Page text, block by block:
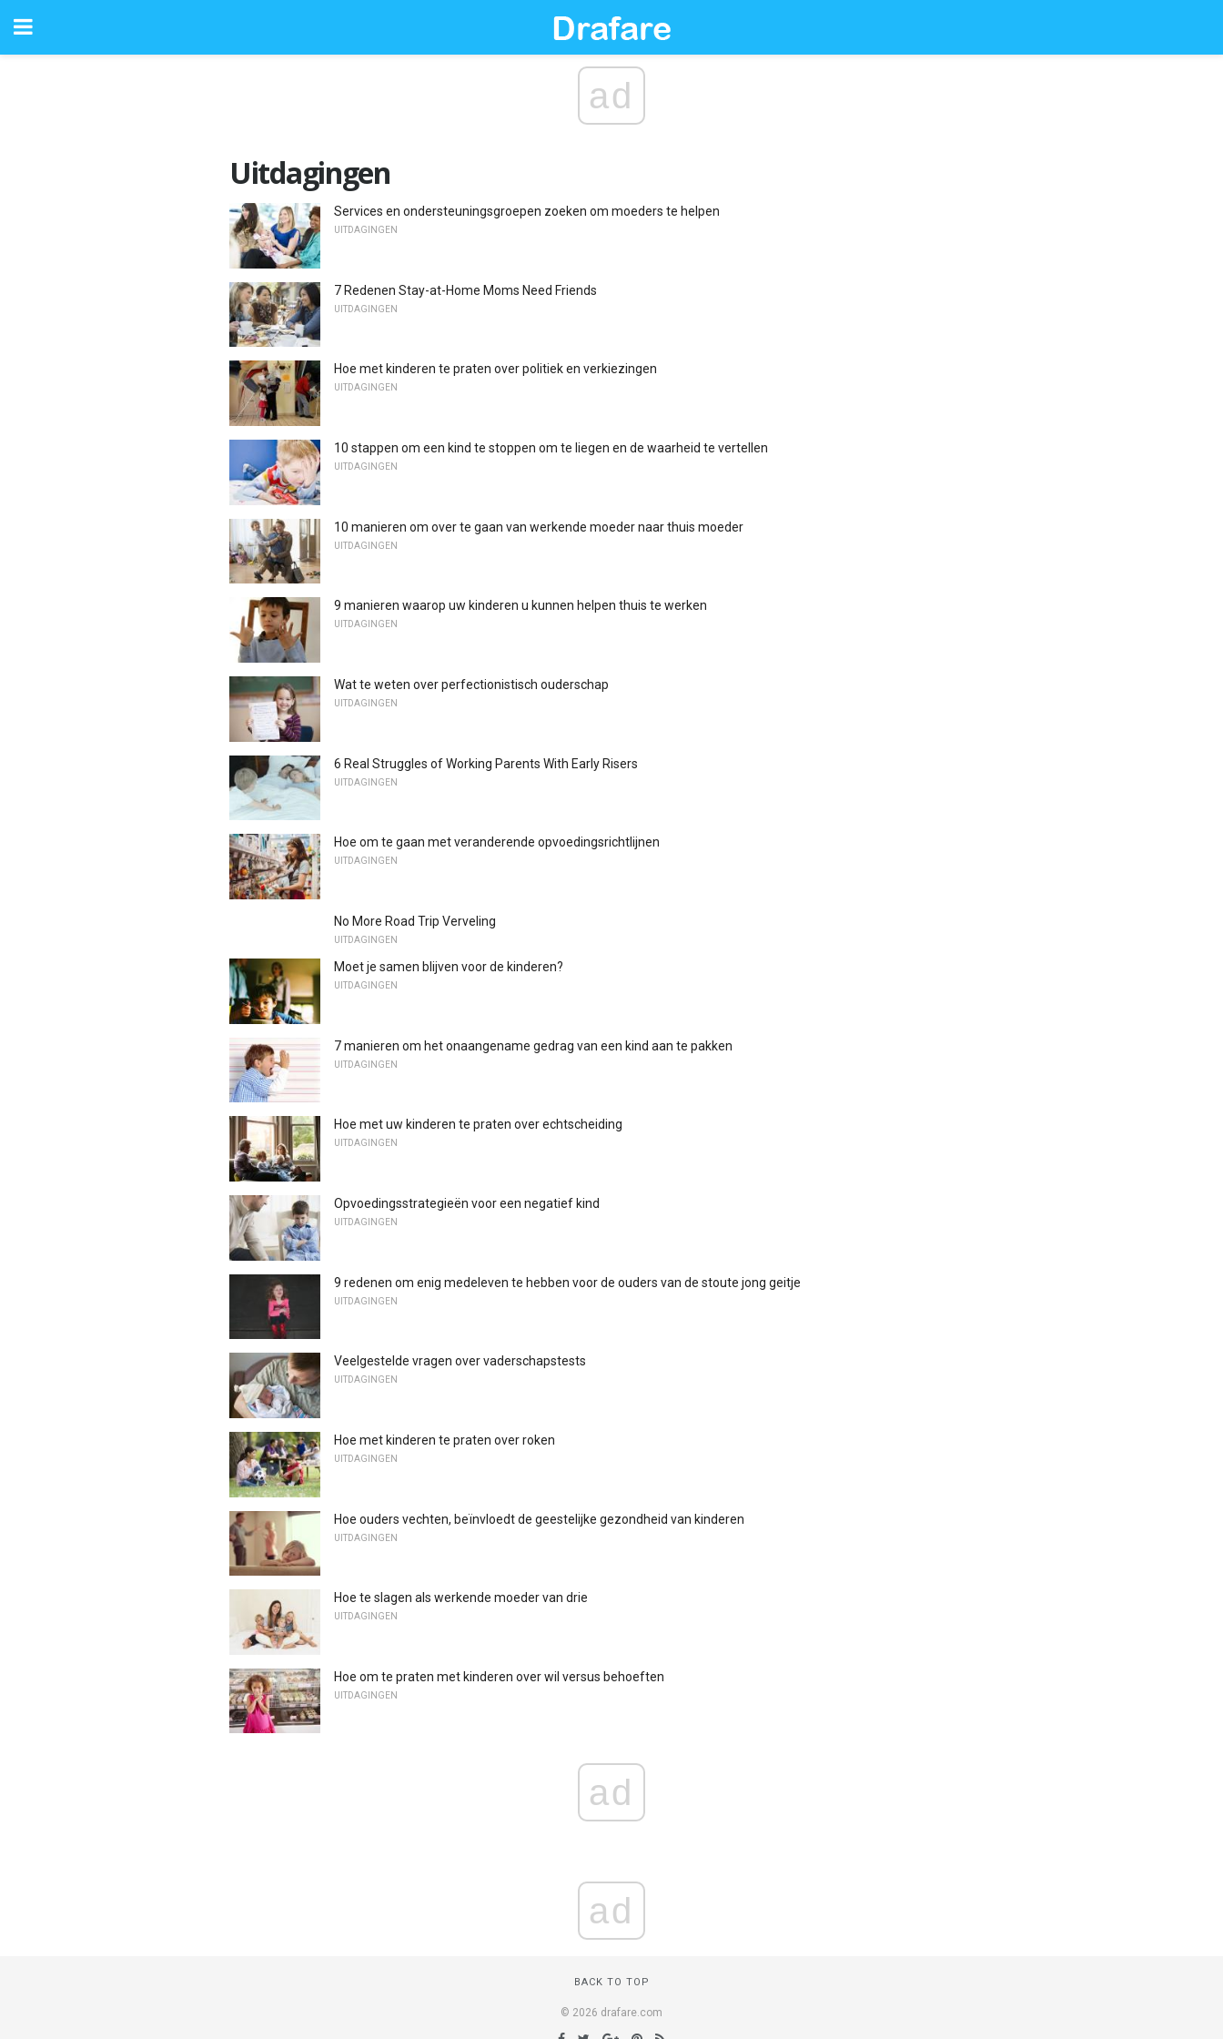
ad
Uitdagingen
Services en ondersteuningsgroepen zoeken om moeders te helpen
UITDAGINGEN
7 Redenen Stay-at-Home Moms Need Friends
UITDAGINGEN
Hoe met kinderen te praten over politiek en verkiezingen
UITDAGINGEN
10 stappen om een ​​kind te stoppen om te liegen en de waarheid te vertellen
UITDAGINGEN
10 manieren om over te gaan van werkende moeder naar thuis moeder
UITDAGINGEN
9 manieren waarop uw kinderen u kunnen helpen thuis te werken
UITDAGINGEN
Wat te weten over perfectionistisch ouderschap
UITDAGINGEN
6 Real Struggles of Working Parents With Early Risers
UITDAGINGEN
Hoe om te gaan met veranderende opvoedingsrichtlijnen
UITDAGINGEN
No More Road Trip Verveling
UITDAGINGEN
Moet je samen blijven voor de kinderen?
UITDAGINGEN
7 manieren om het onaangename gedrag van een kind aan te pakken
UITDAGINGEN
Hoe met uw kinderen te praten over echtscheiding
UITDAGINGEN
Opvoedingsstrategieën voor een negatief kind
UITDAGINGEN
9 redenen om enig medeleven te hebben voor de ouders van de stoute jong geitje
UITDAGINGEN
Veelgestelde vragen over vaderschapstests
UITDAGINGEN
Hoe met kinderen te praten over roken
UITDAGINGEN
Hoe ouders vechten, beïnvloedt de geestelijke gezondheid van kinderen
UITDAGINGEN
Hoe te slagen als werkende moeder van drie
UITDAGINGEN
Hoe om te praten met kinderen over wil versus behoeften
UITDAGINGEN
ad
ad
BACK TO TOP
© 2026 drafare.com